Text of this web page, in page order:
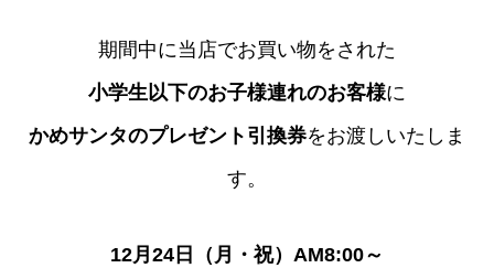
期間中に当店でお買い物をされた
小学生以下のお子様連れのお客様に
かめサンタのプレゼント引換券をお渡しいたしま
す。
12月24日（月・祝）AM8:00～